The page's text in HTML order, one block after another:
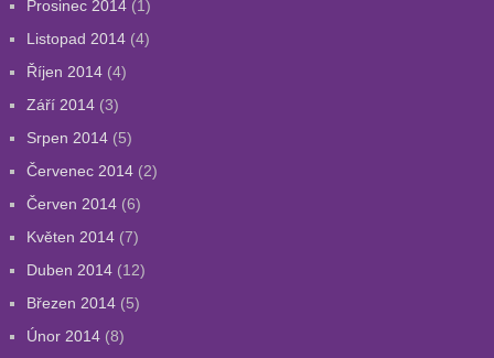
Prosinec 2014(1)
Listopad 2014(4)
Říjen 2014(4)
Září 2014(3)
Srpen 2014(5)
Červenec 2014(2)
Červen 2014(6)
Květen 2014(7)
Duben 2014(12)
Březen 2014(5)
Únor 2014(8)